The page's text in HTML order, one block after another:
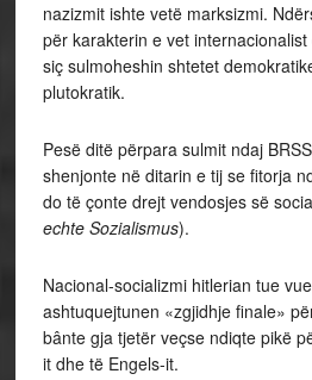
nazizmit ishte vetë marksizmi.
për karakterin e vet
siç sulmoheshin shtetet
plutokratik.
Pesë ditë përpara sulmit ndaj
shenjonte në ditarin e tij se fitorja
do të çonte drejt vendosjes së
echte Sozialismus).
Nacional-socializmi hitlerian tue
ashtuquejtunen «zgjidhje finale»
bânte gja tjetër veçse ndiqte pikë
it dhe të Engels-it.